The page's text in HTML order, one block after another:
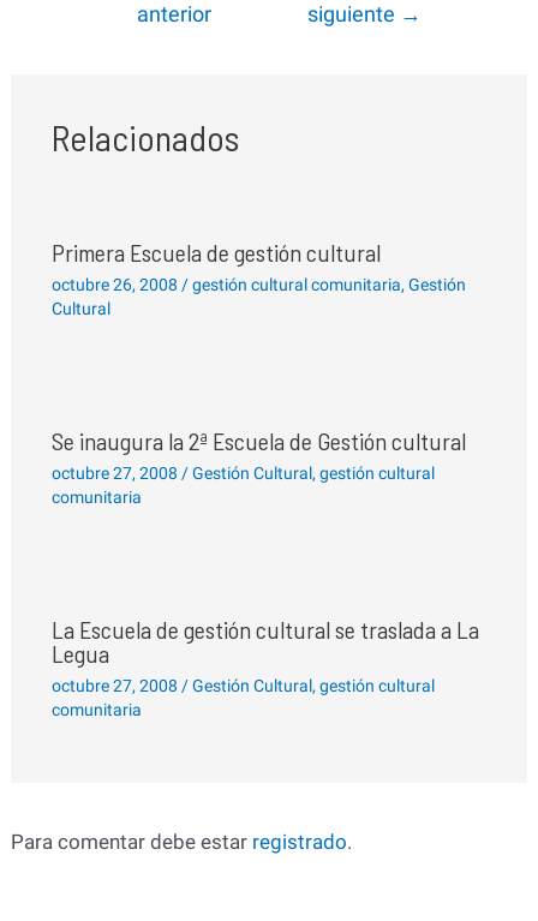
anterior
siguiente →
Relacionados
Primera Escuela de gestión cultural
octubre 26, 2008 /gestión cultural comunitaria,Gestión
Cultural
Se inaugura la 2ª Escuela de Gestión cultural
octubre 27, 2008 /Gestión Cultural,gestión cultural
comunitaria
La Escuela de gestión cultural se traslada a La
Legua
octubre 27, 2008 /Gestión Cultural,gestión cultural
comunitaria
Para comentar debe estar registrado.